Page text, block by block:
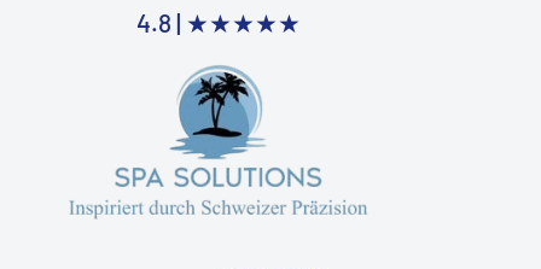
4.8 | ★★★★★